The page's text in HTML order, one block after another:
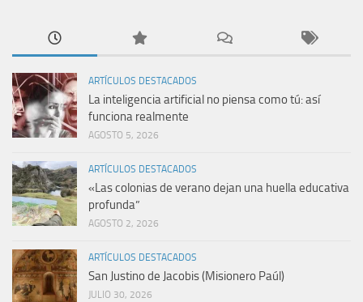
ARTÍCULOS DESTACADOS
La inteligencia artificial no piensa como tú: así
funciona realmente
AGOSTO 5, 2026
ARTÍCULOS DESTACADOS
«Las colonias de verano dejan una huella educativa
profunda”
AGOSTO 2, 2026
ARTÍCULOS DESTACADOS
San Justino de Jacobis (Misionero Paúl)
JULIO 30, 2026